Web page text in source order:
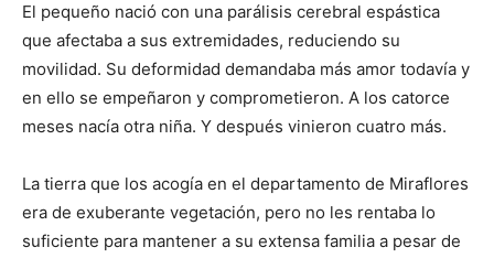
El pequeño nació con una parálisis cerebral espástica
que afectaba a sus extremidades, reduciendo su
movilidad. Su deformidad demandaba más amor todavía y
en ello se empeñaron y comprometieron. A los catorce
meses nacía otra niña. Y después vinieron cuatro más.
La tierra que los acogía en el departamento de Miraflores
era de exuberante vegetación, pero no les rentaba lo
suficiente para mantener a su extensa familia a pesar de